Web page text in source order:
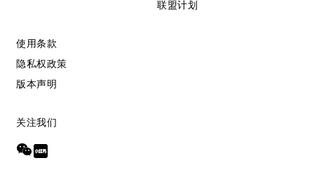
联盟计划
使用条款
隐私权政策
版本声明
关注我们